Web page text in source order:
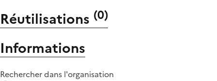
Réutilisations (0)
Informations
Rechercher dans l'organisation